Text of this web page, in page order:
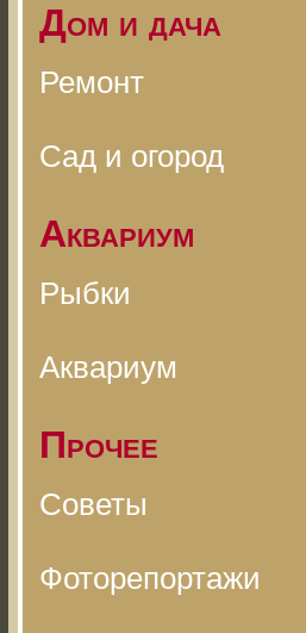
Дом и дача
Ремонт
Сад и огород
Аквариум
Рыбки
Аквариум
Прочее
Советы
Фоторепортажи